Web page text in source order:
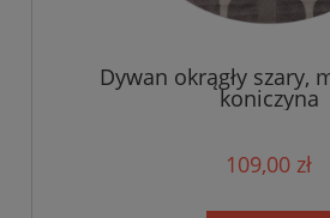
Dywan okrągły szary,
koniczyna
109,00 zł